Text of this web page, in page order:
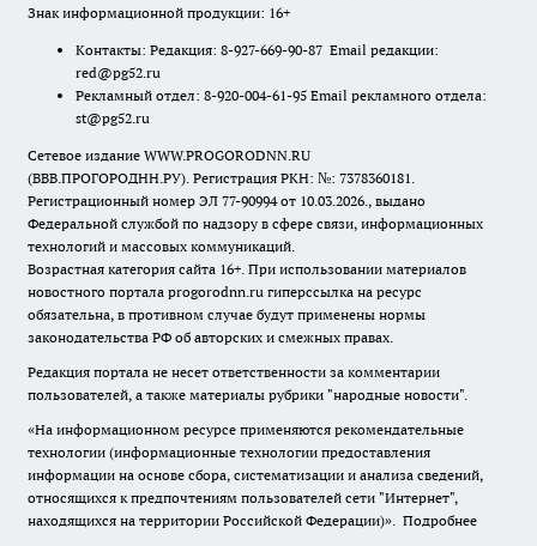
Знак информационной продукции: 16+
Контакты: Редакция: 8-927-669-90-87 Email редакции:
red@pg52.ru
Рекламный отдел: 8-920-004-61-95 Email рекламного отдела:
st@pg52.ru
Сетевое издание WWW.PROGORODNN.RU
(ВВВ.ПРОГОРОДНН.РУ). Регистрация РКН: №: 7378360181.
Регистрационный номер ЭЛ 77-90994 от 10.03.2026., выдано
Федеральной службой по надзору в сфере связи, информационных
технологий и массовых коммуникаций.
Возрастная категория сайта 16+. При использовании материалов
новостного портала progorodnn.ru гиперссылка на ресурс
обязательна, в противном случае будут применены нормы
законодательства РФ об авторских и смежных правах.
Редакция портала не несет ответственности за комментарии
пользователей, а также материалы рубрики "народные новости".
«На информационном ресурсе применяются рекомендательные
технологии (информационные технологии предоставления
информации на основе сбора, систематизации и анализа сведений,
относящихся к предпочтениям пользователей сети "Интернет",
находящихся на территории Российской Федерации)». Подробнее